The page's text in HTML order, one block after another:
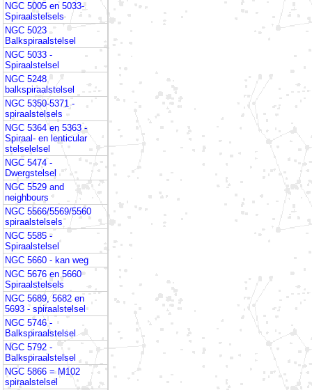
NGC 5005 en 5033-
Spiraalstelsels
NGC 5023
Balkspiraalstelsel
NGC 5033 -
Spiraalstelsel
NGC 5248
balkspiraalstelsel
NGC 5350-5371 -
spiraalstelsels
NGC 5364 en 5363 -
Spiraal- en lenticular
stelselelsel
NGC 5474 -
Dwergstelsel
NGC 5529 and
neighbours
NGC 5566/5569/5560
spiraalstelsels
NGC 5585 -
Spiraalstelsel
NGC 5660 - kan weg
NGC 5676 en 5660
Spiraalstelsels
NGC 5689, 5682 en
5693 - spiraalstelsel
NGC 5746 -
Balkspiraalstelsel
NGC 5792 -
Balkspiraalstelsel
NGC 5866 = M102
spiraalstelsel